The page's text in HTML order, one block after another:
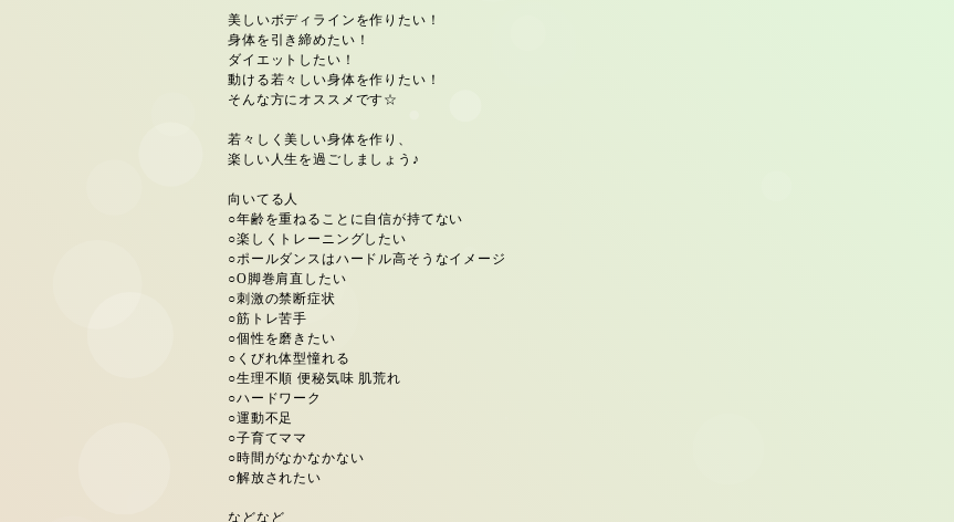
美しいボディラインを作りたい！
身体を引き締めたい！
ダイエットしたい！
動ける若々しい身体を作りたい！
そんな方にオススメです☆
若々しく美しい身体を作り、
楽しい人生を過ごしましょう♪
向いてる人
○年齢を重ねることに自信が持てない
○楽しくトレーニングしたい
○ポールダンスはハードル高そうなイメージ
○O脚巻肩直したい
○刺激の禁断症状
○筋トレ苦手
○個性を磨きたい
○くびれ体型憧れる
○生理不順 便秘気味 肌荒れ
○ハードワーク
○運動不足
○子育てママ
○時間がなかなかない
○解放されたい
などなど